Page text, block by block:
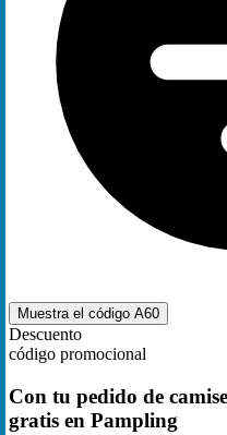
Muestra el código A60
Descuento
código promocional
Con tu pedido de
gratis en Pampling